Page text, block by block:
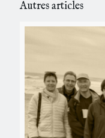
Autres articles